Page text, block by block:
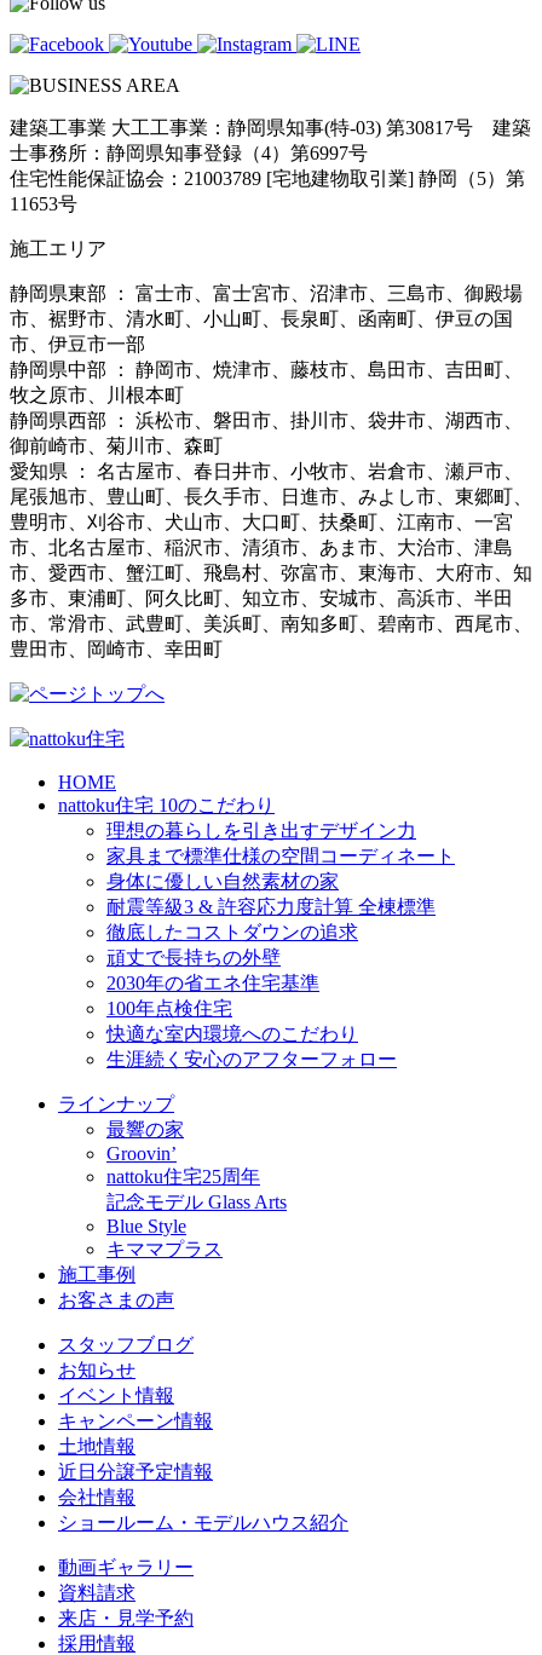
建築工事業 大工工事業：静岡県知事(特-03) 第30817号 建築
士事務所：静岡県知事登録（4）第6997号
住宅性能保証協会：21003789 [宅地建物取引業] 静岡（5）第
11653号
施工エリア
静岡県東部 ： 富士市、富士宮市、沼津市、三島市、御殿場
市、裾野市、清水町、小山町、長泉町、函南町、伊豆の国
市、伊豆市一部
静岡県中部 ： 静岡市、焼津市、藤枝市、島田市、吉田町、
牧之原市、川根本町
静岡県西部 ： 浜松市、磐田市、掛川市、袋井市、湖西市、
御前崎市、菊川市、森町
愛知県 ： 名古屋市、春日井市、小牧市、岩倉市、瀬戸市、
尾張旭市、豊山町、長久手市、日進市、みよし市、東郷町、
豊明市、刈谷市、犬山市、大口町、扶桑町、江南市、一宮
市、北名古屋市、稲沢市、清須市、あま市、大治市、津島
市、愛西市、蟹江町、飛島村、弥富市、東海市、大府市、知
多市、東浦町、阿久比町、知立市、安城市、高浜市、半田
市、常滑市、武豊町、美浜町、南知多町、碧南市、西尾市、
豊田市、岡崎市、幸田町
HOME
nattoku住宅 10のこだわり
理想の暮らしを引き出すデザイン力
家具まで標準仕様の空間コーディネート
身体に優しい自然素材の家
耐震等級3 & 許容応力度計算 全棟標準
徹底したコストダウンの追求
頑丈で長持ちの外壁
2030年の省エネ住宅基準
100年点検住宅
快適な室内環境へのこだわり
生涯続く安心のアフターフォロー
ラインナップ
最響の家
Groovin’
nattoku住宅25周年
記念モデル Glass Arts
Blue Style
キママプラス
施工事例
お客さまの声
スタッフブログ
お知らせ
イベント情報
キャンペーン情報
土地情報
近日分譲予定情報
会社情報
ショールーム・モデルハウス紹介
動画ギャラリー
資料請求
来店・見学予約
採用情報